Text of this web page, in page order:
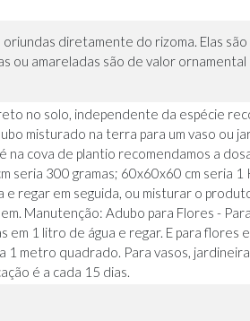
oriundas diretamente do rizoma. Elas
ou amareladas são de valor
no solo, independente da espécie
misturado na terra para um vaso ou
na cova de plantio recomendamos a
seria 300 gramas; 60x60x60 cm seria
e regar em seguida, ou misturar o
Manutenção: Adubo para Flores -
1 litro de água e regar. E para flores
1 metro quadrado. Para vasos,
é a cada 15 dias.